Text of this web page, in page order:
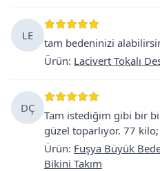
LE
tam bedeninizi
Ürün: Lacivert Tokalı
DÇ
Tam istediğim gibi bir
güzel toparlıyor. 77
Ürün: Fuşya Büyük
Bikini Takım